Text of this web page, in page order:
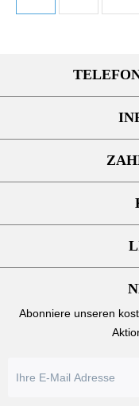
Abonniere unseren